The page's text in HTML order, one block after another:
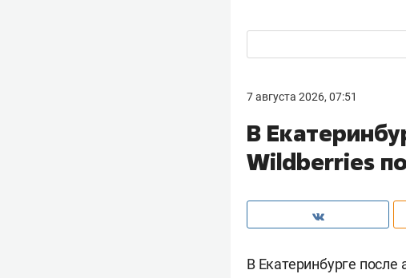
7 августа 2026, 07:51
В
Wildberries
В Екатеринбурге